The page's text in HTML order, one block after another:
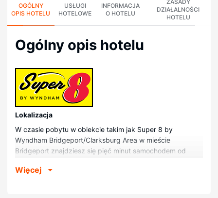
OGÓLNY
OPIS HOTELU
USŁUGI
HOTELOWE
INFORMACJA
O HOTELU
ZASADY
DZIAŁALNOŚCI
HOTELU
Ogólny opis hotelu
Lokalizacja
W czasie pobytu w obiekcie takim jak Super 8 by
Wyndham Bridgeport/Clarksburg Area w mieście
Bridgeport znajdziesz się pięć minut samochodem od
Publiczna Bridgeport. Motel znajduje się 1,6 km od atrakcji
Więcej